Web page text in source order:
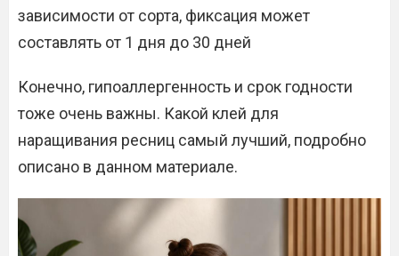
зависимости от сорта, фиксация может
составлять от 1 дня до 30 дней
Конечно, гипоаллергенность и срок годности
тоже очень важны. Какой клей для
наращивания ресниц самый лучший, подробно
описано в данном материале.